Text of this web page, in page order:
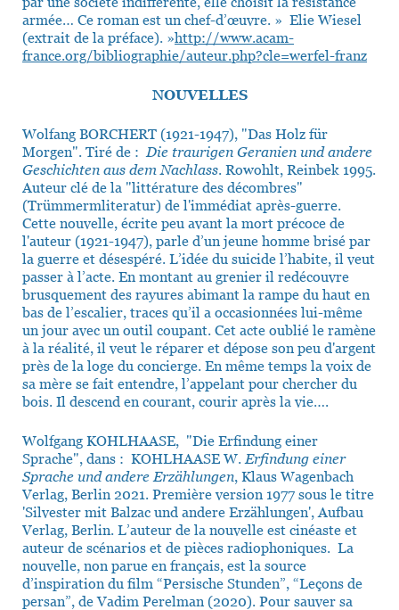
armée… Ce roman est un chef-d’œuvre. » Elie Wiesel
(extrait de la préface). »http://www.acam-
france.org/bibliographie/auteur.php?cle=werfel-franz
NOUVELLES
Wolfang BORCHERT (1921-1947), "Das Holz für
Morgen". Tiré de : Die traurigen Geranien und andere
Geschichten aus dem Nachlass. Rowohlt, Reinbek 1995.
Auteur clé de la "littérature des décombres"
(Trümmermliteratur) de l'immédiat après-guerre.
Cette nouvelle, écrite peu avant la mort précoce de
l'auteur (1921-1947), parle d’un jeune homme brisé par
la guerre et désespéré. L’idée du suicide l’habite, il veut
passer à l’acte. En montant au grenier il redécouvre
brusquement des rayures abimant la rampe du haut en
bas de l’escalier, traces qu’il a occasionnées lui-même
un jour avec un outil coupant. Cet acte oublié le ramène
à la réalité, il veut le réparer et dépose son peu d'argent
près de la loge du concierge. En même temps la voix de
sa mère se fait entendre, l’appelant pour chercher du
bois. Il descend en courant, courir après la vie….
Wolfgang KOHLHAASE, "Die Erfindung einer
Sprache", dans : KOHLHAASE W. Erfindung einer
Sprache und andere Erzählungen, Klaus Wagenbach
Verlag, Berlin 2021. Première version 1977 sous le titre
'Silvester mit Balzac und andere Erzählungen', Aufbau
Verlag, Berlin. L’auteur de la nouvelle est cinéaste et
auteur de scénarios et de pièces radiophoniques. La
nouvelle, non parue en français, est la source
d’inspiration du film “Persische Stunden”, “Leçons de
persan”, de Vadim Perelman (2020). Pour sauver sa